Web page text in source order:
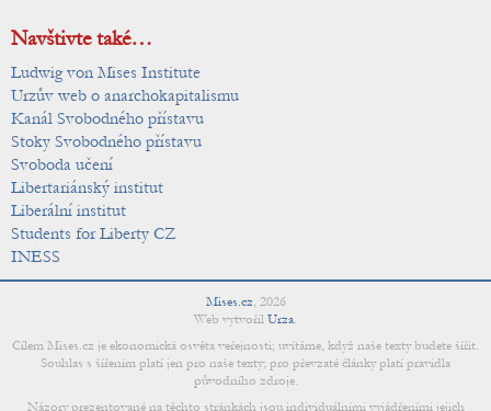
Navštivte také…
Ludwig von Mises Institute
Urzův web o anarchokapitalismu
Kanál Svobodného přístavu
Stoky Svobodného přístavu
Svoboda učení
Libertariánský institut
Liberální institut
Students for Liberty CZ
INESS
Mises.cz, 2026
Web vytvořil Urza.
Cílem Mises.cz je ekonomická osvěta veřejnosti; uvítáme, když naše texty budete šířit.
Souhlas s šířením platí jen pro naše texty; pro převzaté články platí pravidla
původního zdroje.
Názory prezentované na těchto stránkách jsou individuálními vyjádřeními jejich